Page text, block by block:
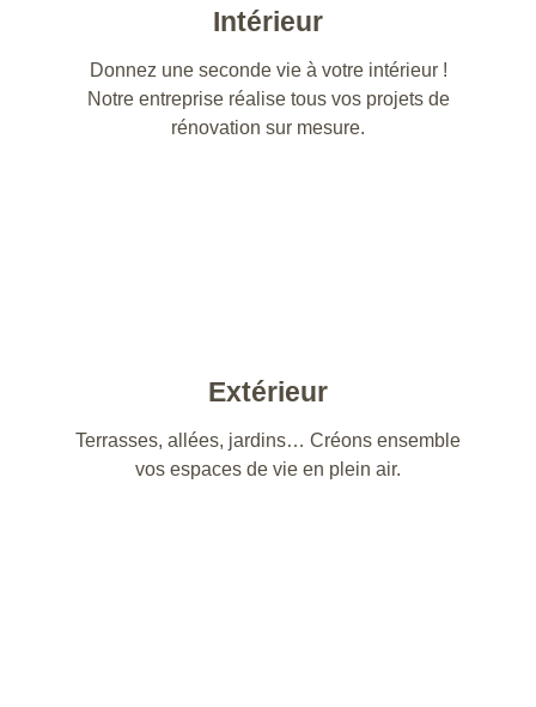
Intérieur
Donnez une seconde vie à votre intérieur !
Notre entreprise réalise tous vos projets de
rénovation sur mesure.
Extérieur
Terrasses, allées, jardins… Créons ensemble
vos espaces de vie en plein air.